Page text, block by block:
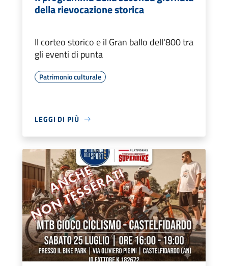
della rievocazione storica
Il corteo storico e il Gran ballo dell'800 tra
gli eventi di punta
Patrimonio culturale
LEGGI DI PIÙ